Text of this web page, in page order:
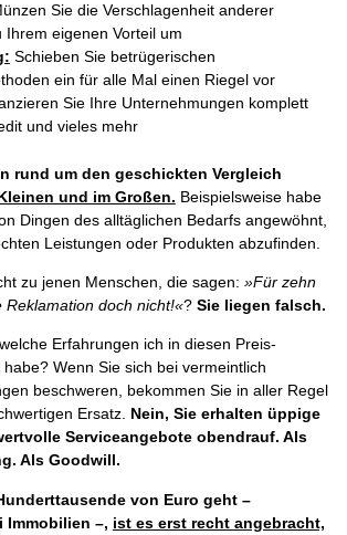
Sie die Verschlagenheit anderer
Ihrem eigenen Vorteil um
Schieben Sie betrügerischen
ein für alle Mal einen Riegel vor
Sie Ihre Unternehmungen komplett
und vieles mehr
rund um den geschickten Vergleich
und im Großen. Beispielsweise habe
Dingen des alltäglichen Bedarfs angewöhnt,
Leistungen oder Produkten abzufinden.
zu jenen Menschen, die sagen: »Für zehn
Reklamation doch nicht!«? Sie liegen falsch.
Erfahrungen ich in diesen Preis-
Wenn Sie sich bei vermeintlich
beschweren, bekommen Sie in aller Regel
Ersatz. Nein, Sie erhalten üppige
Serviceangebote obendrauf. Als
Als Goodwill.
von Euro geht –
Immobilien –, ist es erst recht angebracht,